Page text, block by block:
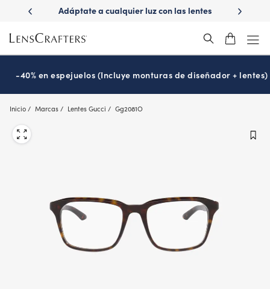
main
content
con
Adáptate a cualquier luz con las lentes
¿Es
-40% en espejuelos (Incluye monturas de diseñador + lentes)
Inicio Marcas Lentes Gucci Gg2081O